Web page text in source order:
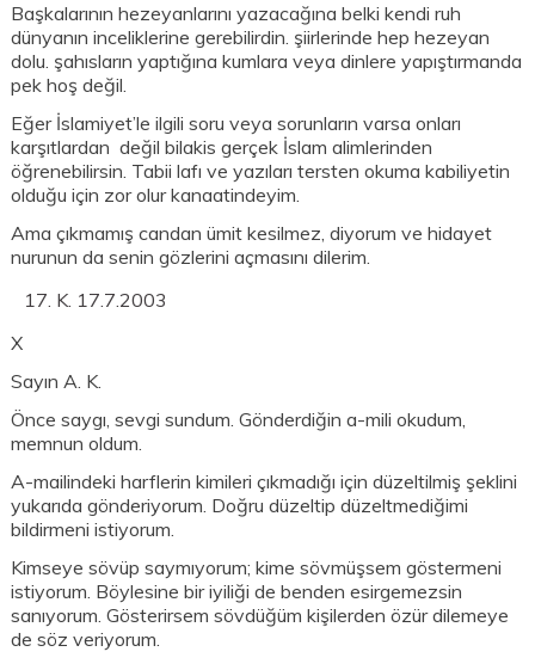
Başkalarının hezeyanlarını yazacağına belki kendi ruh
dünyanın inceliklerine gerebilirdin. şiirlerinde hep hezeyan
dolu. şahısların yaptığına kumlara veya dinlere yapıştırmanda
pek hoş değil.
Eğer İslamiyet’le ilgili soru veya sorunların varsa onları
karşıtlardan değil bilakis gerçek İslam alimlerinden
öğrenebilirsin. Tabii lafı ve yazıları tersten okuma kabiliyetin
olduğu için zor olur kanaatindeyim.
Ama çıkmamış candan ümit kesilmez, diyorum ve hidayet
nurunun da senin gözlerini açmasını dilerim.
K. 17.7.2003
X
Sayın A. K.
Önce saygı, sevgi sundum. Gönderdiğin a-mili okudum,
memnun oldum.
A-mailindeki harflerin kimileri çıkmadığı için düzeltilmiş şeklini
yukarıda gönderiyorum. Doğru düzeltip düzeltmediğimi
bildirmeni istiyorum.
Kimseye sövüp saymıyorum; kime sövmüşsem göstermeni
istiyorum. Böylesine bir iyiliği de benden esirgemezsin
sanıyorum. Gösterirsem sövdüğüm kişilerden özür dilemeye
de söz veriyorum.